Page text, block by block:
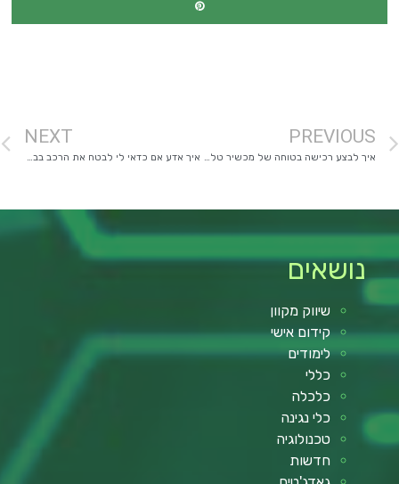
PREVIOUS
איך לבצע רכישה בטוחה של מכשיר טלפון נייד (כך שלא יעקצו אותך)
NEXT
איך אדע אם כדאי לי לבטח את הרכב בביטוח מקיף?
נושאים
שיווק מקוון
קידום אישי
לימודים
כללי
כלכלה
כלי נגינה
טכנולוגיה
חדשות